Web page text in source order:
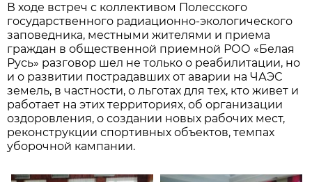
В ходе встреч с коллективом Полесского
государственного радиационно-экологического
заповедника, местными жителями и приема
граждан в общественной приемной РОО «Белая
Русь» разговор шел не только о реабилитации, но
и о развитии пострадавших от аварии на ЧАЭС
земель, в частности, о льготах для тех, кто живет и
работает на этих территориях, об организации
оздоровления, о создании новых рабочих мест,
реконструкции спортивных объектов, темпах
уборочной кампании.